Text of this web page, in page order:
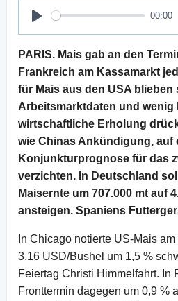
Play
00:00
PARIS. Mais gab an den
Frankreich am Kassamarkt
für Mais aus den USA
Arbeitsmarktdaten und
wirtschaftliche Erholung
wie Chinas Ankündigung, auf
Konjunkturprognose für das
verzichten. In Deutschland
Maisernte um 707.000 mt auf
ansteigen. Spaniens
In Chicago notierte US-Mais
3,16 USD/Bushel um 1,5 %
Feiertag Christi Himmelfahrt. In
Fronttermin dagegen um 0,9 %